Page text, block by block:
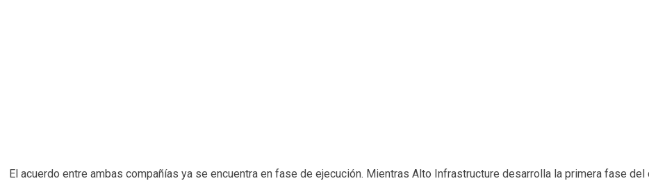
El acuerdo entre ambas compañías ya se encuentra en fase de ejecución. Mientras Alto Infrastructure desarrolla la primera fase del